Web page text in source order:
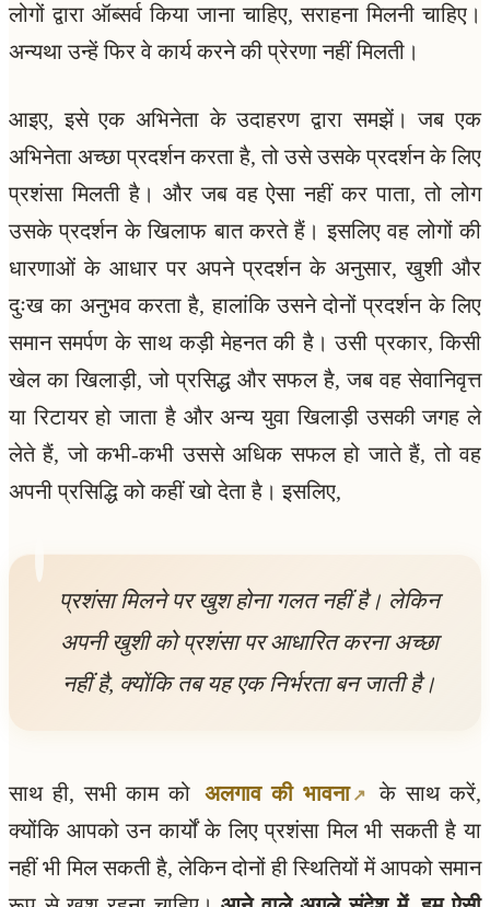
लोगों द्वारा ऑब्सर्व किया जाना चाहिए, सराहना मिलनी चाहिए।
अन्यथा उन्हें फिर वे कार्य करने की प्रेरणा नहीं मिलती।
आइए, इसे एक अभिनेता के उदाहरण द्वारा समझें। जब एक
अभिनेता अच्छा प्रदर्शन करता है, तो उसे उसके प्रदर्शन के लिए
प्रशंसा मिलती है। और जब वह ऐसा नहीं कर पाता, तो लोग
उसके प्रदर्शन के खिलाफ बात करते हैं। इसलिए वह लोगों की
धारणाओं के आधार पर अपने प्रदर्शन के अनुसार, खुशी और
दुःख का अनुभव करता है, हालांकि उसने दोनों प्रदर्शन के लिए
समान समर्पण के साथ कड़ी मेहनत की है। उसी प्रकार, किसी
खेल का खिलाड़ी, जो प्रसिद्ध और सफल है, जब वह सेवानिवृत्त
या रिटायर हो जाता है और अन्य युवा खिलाड़ी उसकी जगह ले
लेते हैं, जो कभी-कभी उससे अधिक सफल हो जाते हैं, तो वह
अपनी प्रसिद्धि को कहीं खो देता है। इसलिए,
प्रशंसा मिलने पर खुश होना गलत नहीं है। लेकिन
अपनी खुशी को प्रशंसा पर आधारित करना अच्छा
नहीं है, क्योंकि तब यह एक निर्भरता बन जाती है।
साथ ही, सभी काम को अलगाव की भावना
के साथ करें,
क्योंकि आपको उन कार्यों के लिए प्रशंसा मिल भी सकती है या
नहीं भी मिल सकती है, लेकिन दोनों ही स्थितियों में आपको समान